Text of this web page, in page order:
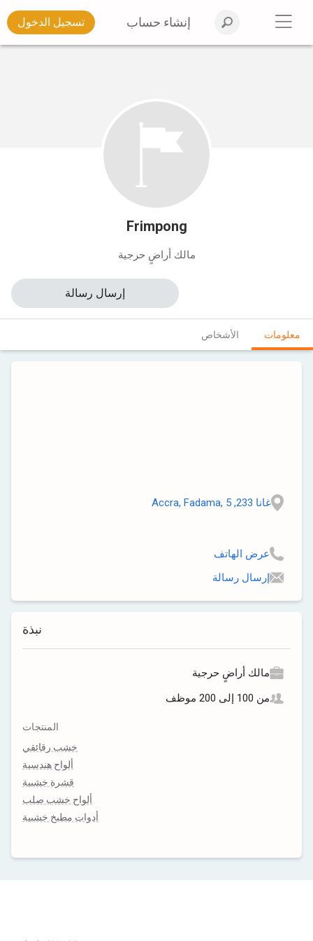
إنشاء حساب تسجيل الدخول
Frimpong
مالك أراضٍ حرجية
معلومات الأشخاص
إرسال رسالة
نبذة
مالك أراضٍ حرجية
من 100 إلى 200 موظف
المنتجات
خشب رقائقي
ألواح هندسية
قشرة خشبية
ألواح خشب صلب
أدوات مطبخ خشبية
غانا 233, Accra, Fadama, 5
عرض الهاتف
إرسال رسالة